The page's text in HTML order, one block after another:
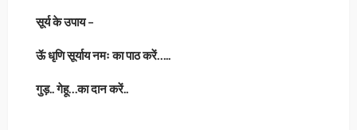
सूर्य के उपाय –
ऊॅ धृणि सूर्याय नमः का पाठ करें…..
गुड़.. गेहू…का दान करें..